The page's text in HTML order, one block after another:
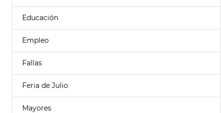
Educación
Empleo
Fallas
Feria de Julio
Mayores